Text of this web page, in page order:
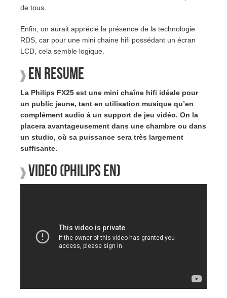
de tous.
Enfin, on aurait apprécié la présence de la technologie
RDS, car pour une mini chaine hifi possédant un écran
LCD, cela semble logique.
En résumé
La Philips FX25 est une mini chaîne hifi idéale pour
un public jeune, tant en utilisation musique qu’en
complément audio à un support de jeu vidéo. On la
placera avantageusement dans une chambre ou dans
un studio, où sa puissance sera très largement
suffisante.
Vidéo (Philips EN)